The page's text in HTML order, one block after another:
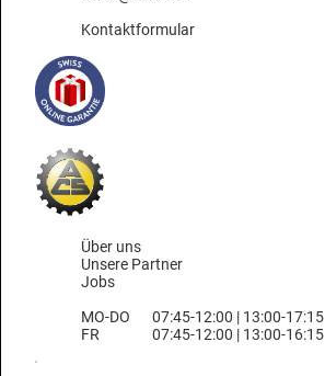
Kontaktformular
Über uns
Unsere Partner
Jobs
MO-DO
FR
07:45-12:00 | 13:00-17:15
07:45-12:00 | 13:00-16:15